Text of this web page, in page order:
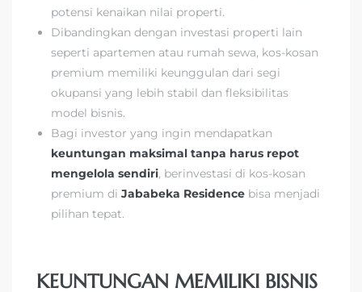
potensi kenaikan nilai properti.
Dibandingkan dengan investasi properti lain
seperti apartemen atau rumah sewa, kos-kosan
premium memiliki keunggulan dari segi
okupansi yang lebih stabil dan fleksibilitas
model bisnis.
Bagi investor yang ingin mendapatkan
keuntungan maksimal tanpa harus repot
mengelola sendiri, berinvestasi di kos-kosan
premium diJababeka Residence bisa menjadi
pilihan tepat.
KEUNTUNGAN MEMILIKI BISNIS